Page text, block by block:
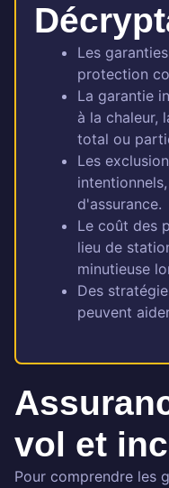
Les
protection
La garantie
à la chaleur,
total ou
Les
d'assurance.
Le coût des
lieu de
minutieuse
Des
peuvent
vol et
Pour comprendre les